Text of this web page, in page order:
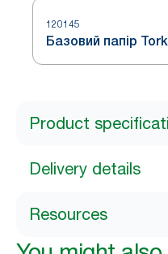
120145
Базовий папір
Product
Delivery details
Resources